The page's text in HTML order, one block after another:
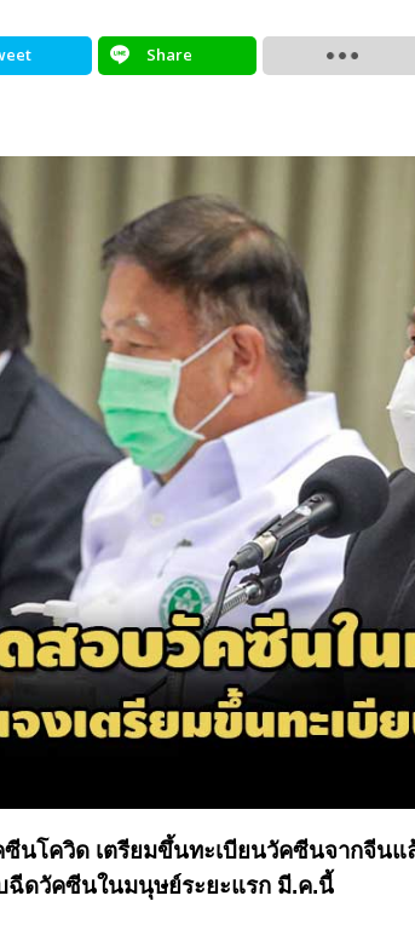
Share
นโควิด เตรียมขึ้นทะเบียนวัคซีนจากจีนแ
ฉีดวัคซีนในมนุษย์ระยะแรก มี.ค.นี้